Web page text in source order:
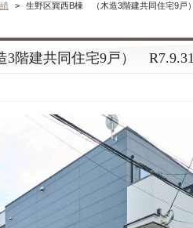
生野区巽西B棟 （木造3階建共同住宅9戸
階建共同住宅9戸）